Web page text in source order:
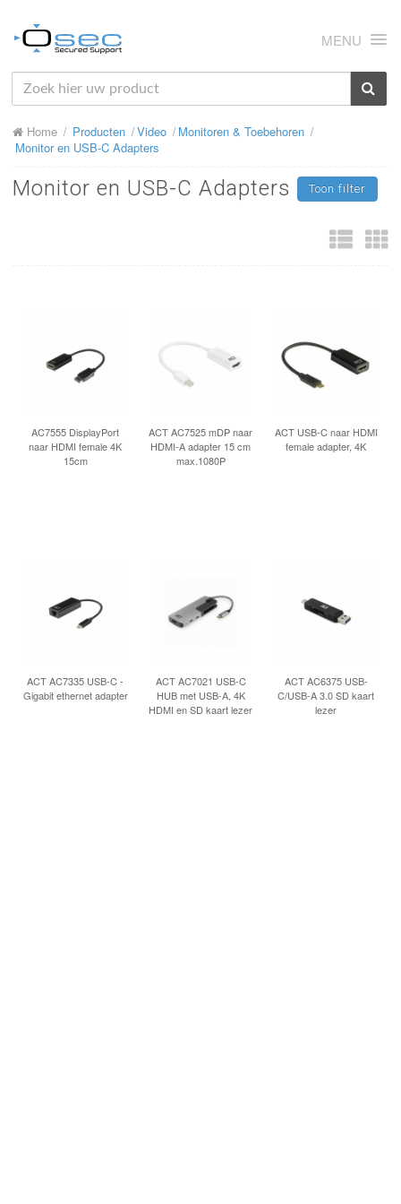
MENU
HOME
OVER ONS
NIEUWS
CONTACT
Home Producten Video
Monitoren & Toebehoren
Monitor en USB-C Adapters
Monitor en USB-C Adapters Toon filter
AC7555 DisplayPort
naar HDMI female 4K
15cm
ACT AC7525 mDP naar
HDMI-A adapter 15 cm
max.1080P
ACT USB-C naar HDMI
female adapter, 4K
ACT AC7335 USB-C -
Gigabit ethernet adapter
ACT AC7021 USB-C
HUB met USB-A, 4K
HDMI en SD kaart lezer
ACT AC6375 USB-
C/USB-A 3.0 SD kaart
lezer